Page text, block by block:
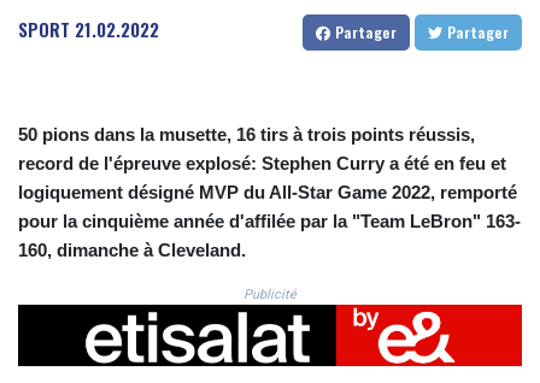
CRC 524.321776
CUC 1.153523
DJF 205.391597
DKK 7.475497
DOP 67.329861
DZD 153.461287
ETB 186.159691
FJD 2.553842
FKP 0.857346
SPORT 21.02.2022 Partager Partager
50 pions dans la musette, 16 tirs à trois points réussis,
record de l'épreuve explosé: Stephen Curry a été en feu et
logiquement désigné MVP du All-Star Game 2022, remporté
pour la cinquième année d'affilée par la "Team LeBron" 163-
160, dimanche à Cleveland.
Publicité